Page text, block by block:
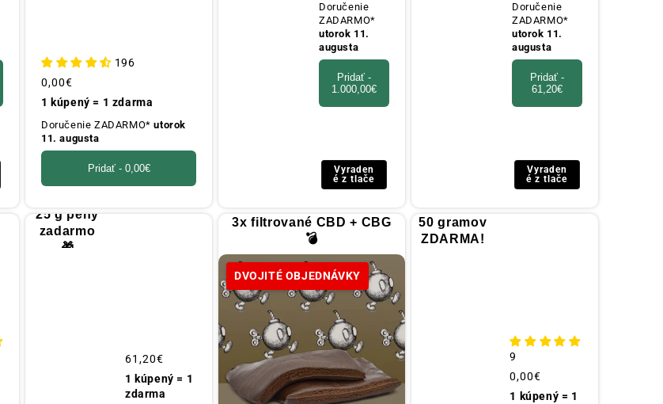
196
Obvyklá
cena
0,00€
1 kúpený = 1 zdarma
Doručenie ZADARMO*utorok
11. augusta
Pridať - 0,00€
Doručenie
ZADARMO*
utorok 11.
augusta
Pridať -
1.000,00€
Vyraden
é z tlače
Doručenie
ZADARMO*
utorok 11.
augusta
Pridať -
61,20€
Vyraden
é z tlače
25 g peny
zadarmo
🎁
Obvyklá
cena
61,20€
1 kúpený = 1
zdarma
3x filtrované CBD + CBG
💣
DVOJITÉ OBJEDNÁVKY
50 gramov
ZDARMA!
9
Obvyklá
cena
0,00€
1 kúpený = 1